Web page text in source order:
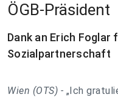
ÖGB-Präsident
Dank an Erich
Sozialpartnerschaft
Wien (OTS) - „Ich